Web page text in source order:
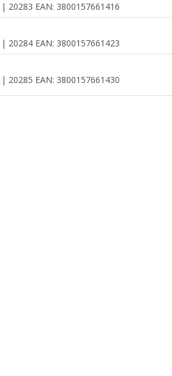
| 20283 EAN: 3800157661416
| 20284 EAN: 3800157661423
| 20285 EAN: 3800157661430